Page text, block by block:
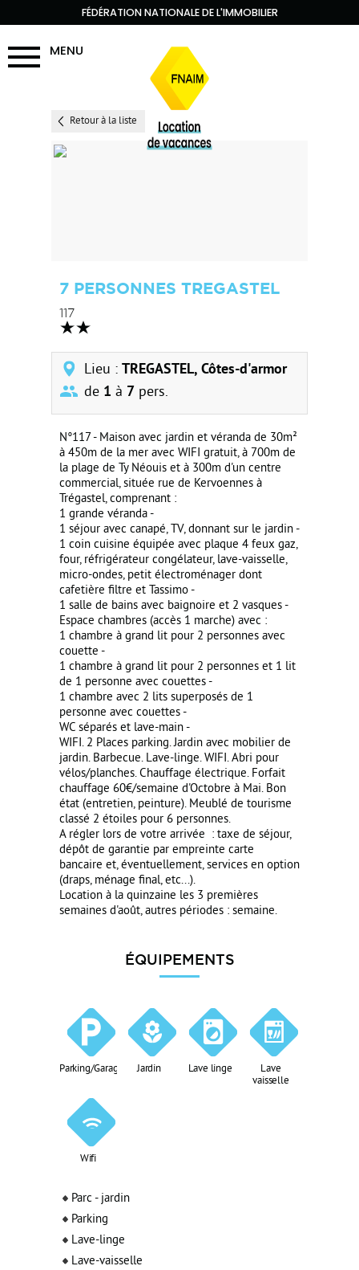
FÉDÉRATION NATIONALE DE L'IMMOBILIER
MENU
Retour à la liste
7 PERSONNES TREGASTEL
117
Lieu : TREGASTEL, Côtes-d'armor
de 1 à 7 pers.
N°117 - Maison avec jardin et véranda de 30m²
à 450m de la mer avec WIFI gratuit, à 700m de
la plage de Ty Néouis et à 300m d'un centre
commercial, située rue de Kervoennes à
Trégastel, comprenant :
1 grande véranda -
1 séjour avec canapé, TV, donnant sur le jardin -
1 coin cuisine équipée avec plaque 4 feux gaz,
four, réfrigérateur congélateur, lave-vaisselle,
micro-ondes, petit électroménager dont
cafetière filtre et Tassimo -
1 salle de bains avec baignoire et 2 vasques -
Espace chambres (accès 1 marche) avec :
1 chambre à grand lit pour 2 personnes avec
couette -
1 chambre à grand lit pour 2 personnes et 1 lit
de 1 personne avec couettes -
1 chambre avec 2 lits superposés de 1
personne avec couettes -
WC séparés et lave-main -
WIFI. 2 Places parking. Jardin avec mobilier de
jardin. Barbecue. Lave-linge. WIFI. Abri pour
vélos/planches. Chauffage électrique. Forfait
chauffage 60€/semaine d'Octobre à Mai. Bon
état (entretien, peinture). Meublé de tourisme
classé 2 étoiles pour 6 personnes.
A régler lors de votre arrivée : taxe de séjour,
dépôt de garantie par empreinte carte
bancaire et, éventuellement, services en option
(draps, ménage final, etc...).
Location à la quinzaine les 3 premières
semaines d'août, autres périodes : semaine.
ÉQUIPEMENTS
Parking/Garage Jardin Lave linge
Lave
vaisselle
Wifi
Parc - jardin
Parking
Lave-linge
Lave-vaisselle